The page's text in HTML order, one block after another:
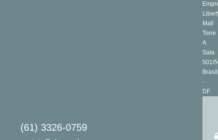
(61) 3326-0759
Mall
Torre
A
Sala
501/
-
DF